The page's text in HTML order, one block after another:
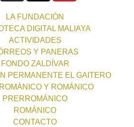
LA FUNDACIÓN
DIGITAL MALIAYA
ACTIVIDADES
Y PANERAS
FONDO ZALDÍVAR
PERMANENTE EL GAITERO
Y ROMÁNICO
PRERROMÁNICO
ROMÁNICO
CONTACTO